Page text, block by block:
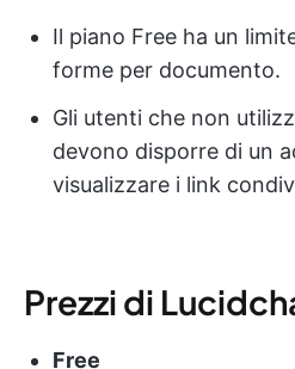
Il piano Free ha un
forme per documento.
Gli utenti che non
devono disporre di un
visualizzare i link
Prezzi di
Free